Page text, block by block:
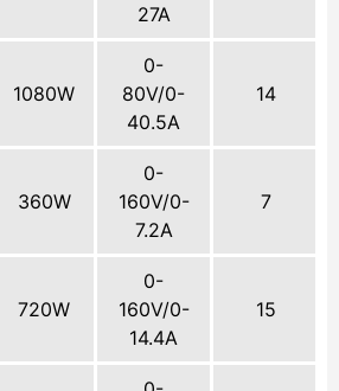
27A
1080W
0-
80V/0-
40.5A
14
360W
0-
160V/0-
7.2A
7
720W
0-
160V/0-
14.4A
15